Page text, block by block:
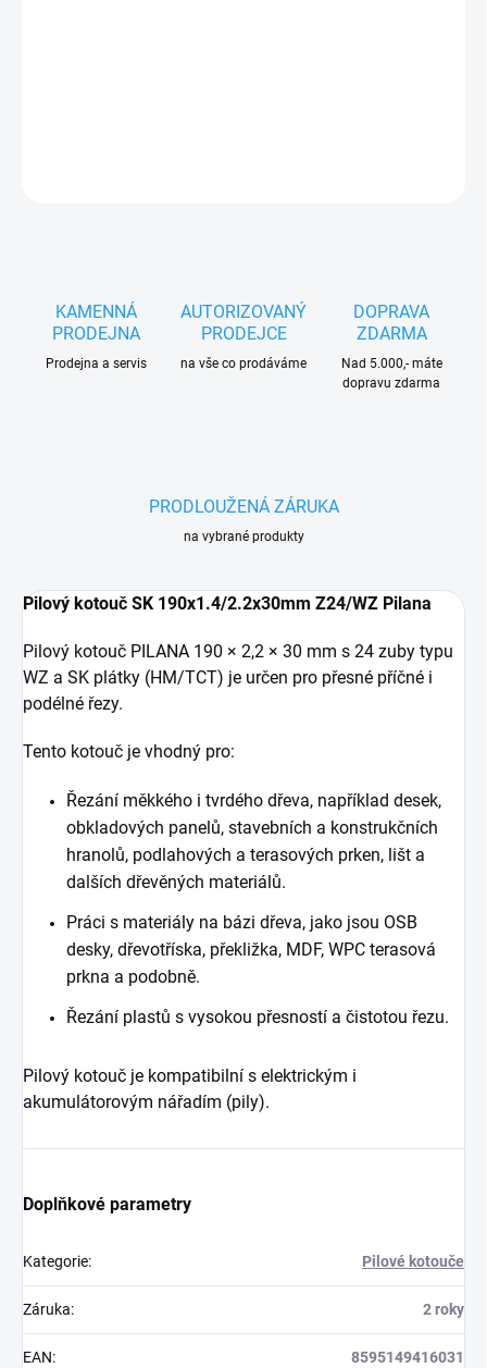
KAMENNÁ
PRODEJNA
Prodejna a servis
AUTORIZOVANÝ
PRODEJCE
na vše co prodáváme
DOPRAVA
ZDARMA
Nad 5.000,- máte
dopravu zdarma
PRODLOUŽENÁ ZÁRUKA
na vybrané produkty
Pilový kotouč SK 190x1.4/2.2x30mm Z24/WZ Pilana
Pilový kotouč PILANA 190 × 2,2 × 30 mm s 24 zuby typu
WZ a SK plátky (HM/TCT) je určen pro přesné příčné i
podélné řezy.
Tento kotouč je vhodný pro:
Řezání měkkého i tvrdého dřeva, například desek,
obkladových panelů, stavebních a konstrukčních
hranolů, podlahových a terasových prken, lišt a
dalších dřevěných materiálů.
Práci s materiály na bázi dřeva, jako jsou OSB
desky, dřevotříska, překližka, MDF, WPC terasová
prkna a podobně.
Řezání plastů s vysokou přesností a čistotou řezu.
Pilový kotouč je kompatibilní s elektrickým i
akumulátorovým nářadím (pily).
Doplňkové parametry
Kategorie: Pilové kotouče
Záruka: 2 roky
EAN: 8595149416031